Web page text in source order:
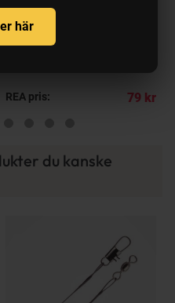
här
Berkley
REA pris: 79 kr
du kanske